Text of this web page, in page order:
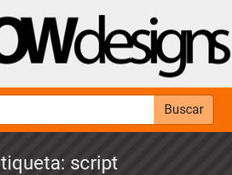
Buscar
script